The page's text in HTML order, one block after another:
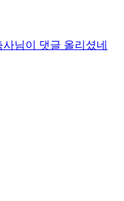
님이 댓글 올리셨네